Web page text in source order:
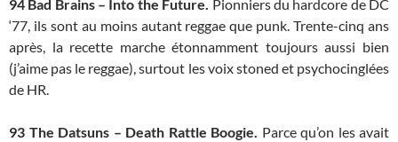
94 Bad Brains – Into the Future. Pionniers du hardcore de DC
‘77, ils sont au moins autant reggae que punk. Trente-cinq ans
après, la recette marche étonnamment toujours aussi bien
(j’aime pas le reggae), surtout les voix stoned et psychocinglées
de HR.
93 The Datsuns – Death Rattle Boogie. Parce qu’on les avait